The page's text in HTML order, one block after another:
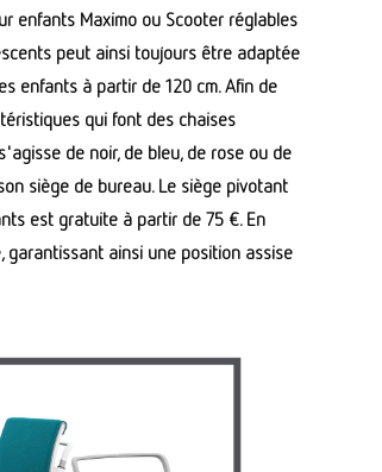
enfants Maximo ou Scooter réglables
peut ainsi toujours être adaptée
enfants à partir de 120 cm. Afin de
qui font des chaises
de noir, de bleu, de rose ou de
siège de bureau. Le siège pivotant
est gratuite à partir de 75 €. En
garantissant ainsi une position assise